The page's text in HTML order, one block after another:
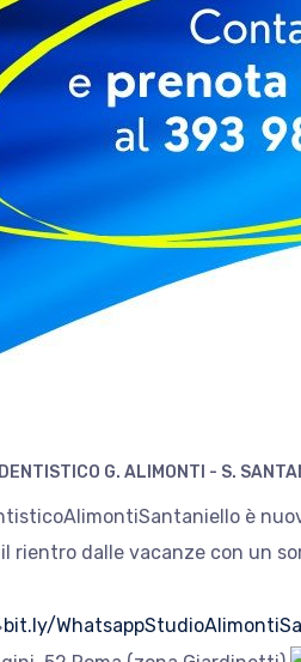
G. ALIMONTI - S.
è
rientro dalle vacanze con un
bit.ly/